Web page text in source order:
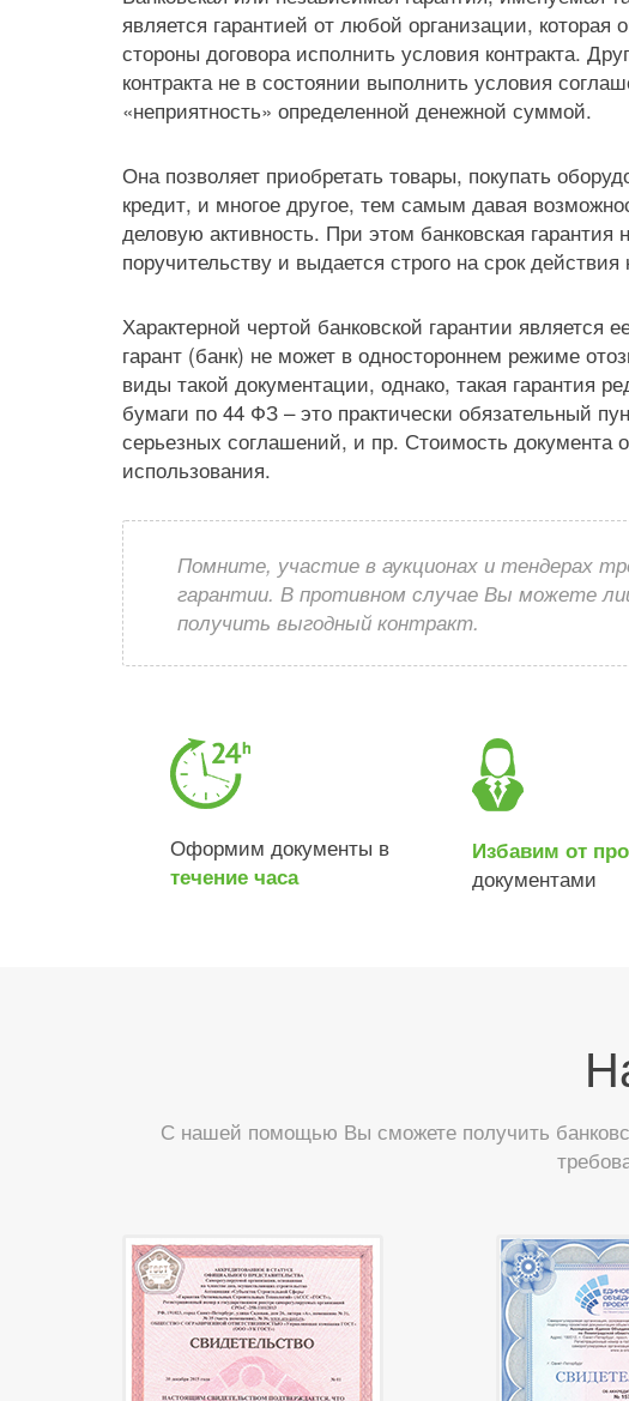
является гарантией от любой организации, которая
стороны договора исполнить условия контракта.
контракта не в состоянии выполнить условия
«неприятность» определенной денежной суммой.
Она позволяет приобретать товары, покупать
кредит, и многое другое, тем самым давая
деловую активность. При этом банковская гарантия
поручительству и выдается строго на срок действия
Характерной чертой банковской гарантии является
гарант (банк) не может в одностороннем режиме
виды такой документации, однако, такая гарантия
бумаги по 44 ФЗ – это практически обязательный
серьезных соглашений, и пр. Стоимость документа
использования.
Помните, участие в аукционах и тендерах
гарантии. В противном случае Вы можете
получить выгодный контракт.
Оформим документы в
течение часа
Избавим от
документами
С нашей помощью Вы сможете получить